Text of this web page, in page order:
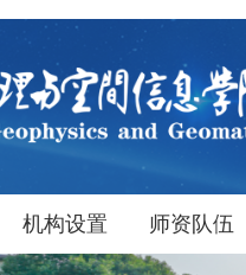
机构设置 师资队伍